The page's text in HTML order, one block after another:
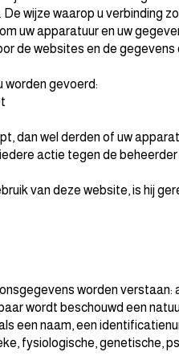
wijze waarop u verbinding
uw apparatuur en uw
de websites en de
worden gevoerd:
dan wel derden of uw
actie tegen de
van deze website, is hij
worden verstaan:
wordt beschouwd een
een naam, een
fysiologische, genetische,